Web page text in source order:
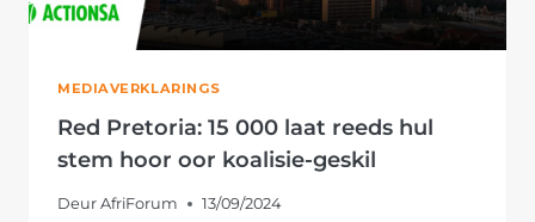
MEDIAVERKLARINGS
Red Pretoria: 15 000 laat reeds hul
stem hoor oor koalisie-geskil
Deur AfriForum 13/09/2024